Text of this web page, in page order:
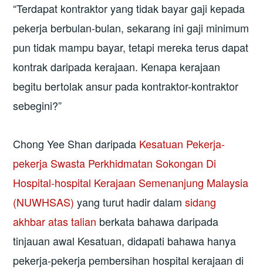
“Terdapat kontraktor yang tidak bayar gaji kepada
pekerja berbulan-bulan, sekarang ini gaji minimum
pun tidak mampu bayar, tetapi mereka terus dapat
kontrak daripada kerajaan. Kenapa kerajaan
begitu bertolak ansur pada kontraktor-kontraktor
sebegini?”
Chong Yee Shan daripada Kesatuan Pekerja-
pekerja Swasta Perkhidmatan Sokongan Di
Hospital-hospital Kerajaan Semenanjung Malaysia
(NUWHSAS) yang turut hadir dalamsidang
akhbar atas talian berkata bahawa daripada
tinjauan awal Kesatuan, didapati bahawa hanya
pekerja-pekerja pembersihan hospital kerajaan di